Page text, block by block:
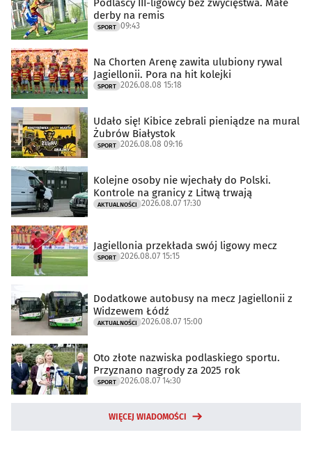
Podlascy III-ligowcy bez zwycięstwa. Małe
derby na remis
SPORT 09:43
Na Chorten Arenę zawita ulubiony rywal
Jagiellonii. Pora na hit kolejki
SPORT 2026.08.08 15:18
Udało się! Kibice zebrali pieniądze na mural
Żubrów Białystok
SPORT 2026.08.08 09:16
Kolejne osoby nie wjechały do Polski.
Kontrole na granicy z Litwą trwają
AKTUALNOŚCI 2026.08.07 17:30
Jagiellonia przekłada swój ligowy mecz
SPORT 2026.08.07 15:15
Dodatkowe autobusy na mecz Jagiellonii z
Widzewem Łódź
AKTUALNOŚCI 2026.08.07 15:00
Oto złote nazwiska podlaskiego sportu.
Przyznano nagrody za 2025 rok
SPORT 2026.08.07 14:30
WIĘCEJ WIADOMOŚCI